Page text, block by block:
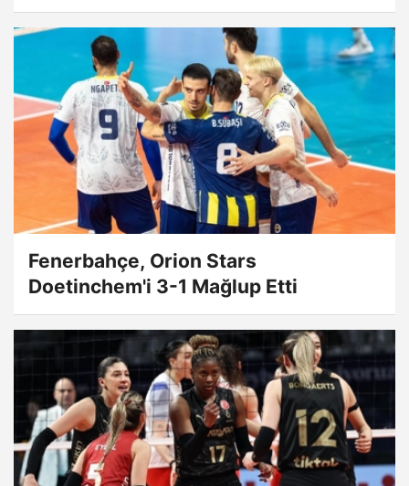
Fenerbahçe, Orion Stars
Doetinchem'i 3-1 Mağlup Etti